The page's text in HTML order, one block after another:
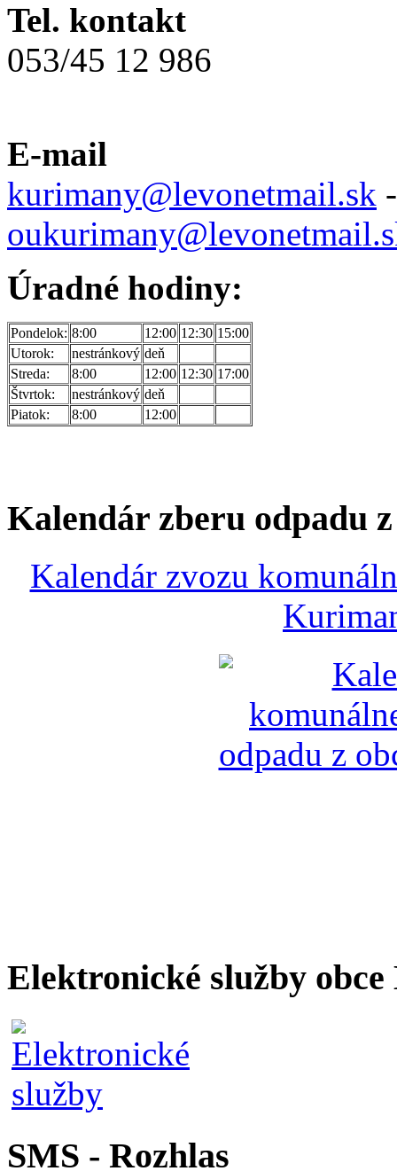
Tel. kontakt
053/45 12 986
E-mail
kurimany@levonetmail.sk
Úradné hodiny:
Pondelok: 8:00 12:00 12:30 15:00
Utorok:
nestránkový deň
Streda:
8:00 12:00 12:30 17:00
Štvrtok:
nestránkový deň
Piatok:
8:00 12:00
Kalendár zberu odpadu
Kalendár zvozu
Elektronické služby
SMS - Rozhlas